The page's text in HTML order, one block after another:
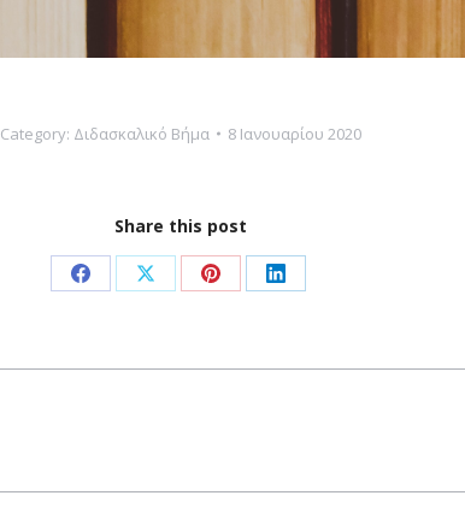
Category: Διδασκαλικό Βήμα 8 Ιανουαρίου 2020
Share this post
Share
Facebook
Share
X
Share
Pinterest
Share
LinkedIn